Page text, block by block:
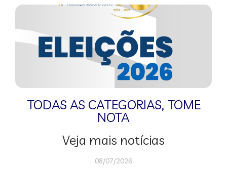
TODAS AS CATEGORIAS, TOME
NOTA
Veja mais notícias
08/07/2026